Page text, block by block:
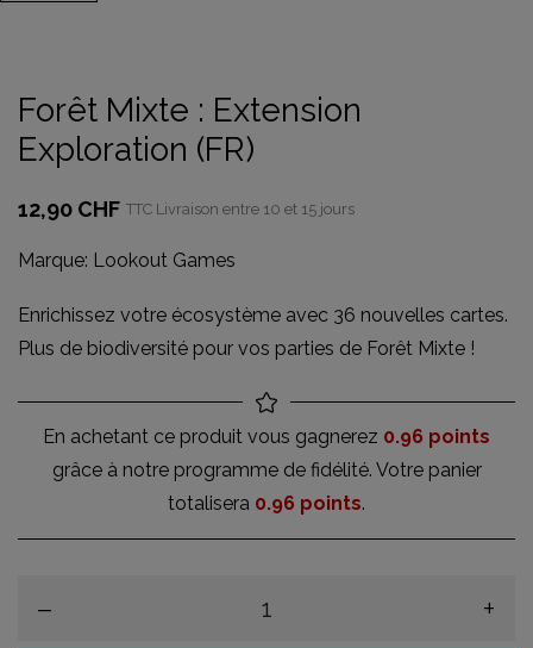
Forêt Mixte : Extension
Exploration (FR)
12,90 CHF TTC Livraison entre 10 et 15 jours
Marque: Lookout Games
Enrichissez votre écosystème avec 36 nouvelles cartes.
Plus de biodiversité pour vos parties de Forêt Mixte !
En achetant ce produit vous gagnerez 0.96 points
grâce à notre programme de fidélité. Votre panier
totalisera 0.96 points.
– +